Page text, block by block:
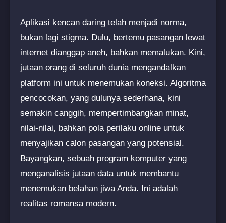
Aplikasi kencan daring telah menjadi norma,
bukan lagi stigma. Dulu, bertemu pasangan lewat
internet dianggap aneh, bahkan memalukan. Kini,
jutaan orang di seluruh dunia mengandalkan
platform ini untuk menemukan koneksi. Algoritma
pencocokan, yang dulunya sederhana, kini
semakin canggih, mempertimbangkan minat,
nilai-nilai, bahkan pola perilaku online untuk
menyajikan calon pasangan yang potensial.
Bayangkan, sebuah program komputer yang
menganalisis jutaan data untuk membantu
menemukan belahan jiwa Anda. Ini adalah
realitas romansa modern.